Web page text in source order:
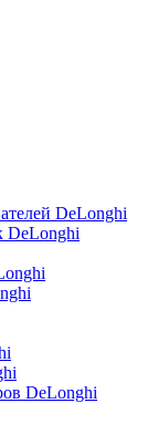
DeLonghi
DeLonghi
DeLonghi